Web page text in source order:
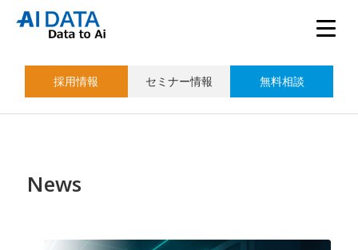
採用情報 セミナー情報 無料相談
News